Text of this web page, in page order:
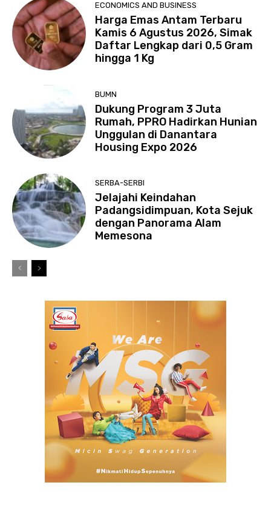
ECONOMICS AND BUSINESS
Harga Emas Antam Terbaru
Kamis 6 Agustus 2026, Simak
Daftar Lengkap dari 0,5 Gram
hingga 1 Kg
BUMN
Dukung Program 3 Juta
Rumah, PPRO Hadirkan Hunian
Unggulan di Danantara
Housing Expo 2026
SERBA-SERBI
Jelajahi Keindahan
Padangsidimpuan, Kota Sejuk
dengan Panorama Alam
Memesona